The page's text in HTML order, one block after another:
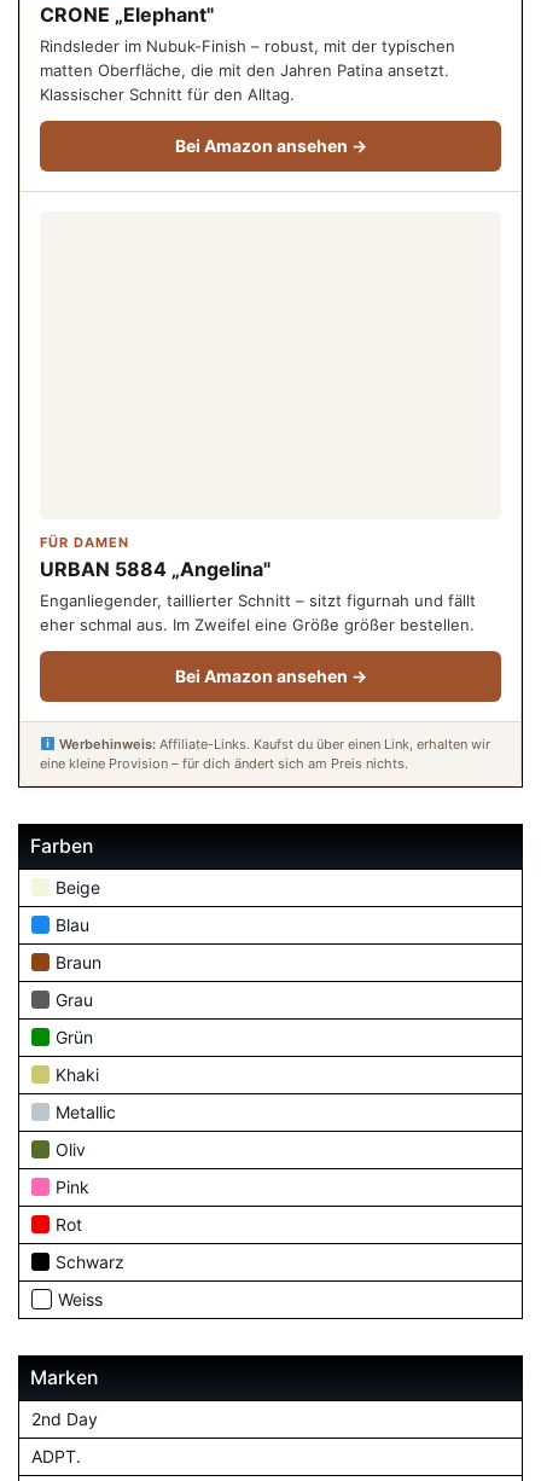
CRONE „Elephant"
Rindsleder im Nubuk-Finish – robust, mit der typischen
matten Oberfläche, die mit den Jahren Patina ansetzt.
Klassischer Schnitt für den Alltag.
Bei Amazon ansehen →
FÜR DAMEN
URBAN 5884 „Angelina"
Enganliegender, taillierter Schnitt – sitzt figurnah und fällt
eher schmal aus. Im Zweifel eine Größe größer bestellen.
Bei Amazon ansehen →
Werbehinweis:Affiliate-Links. Kaufst du über einen Link, erhalten wir
eine kleine Provision – für dich ändert sich am Preis nichts.
Farben
Beige
Blau
Braun
Grau
Grün
Khaki
Metallic
Oliv
Pink
Rot
Schwarz
Weiss
Marken
2nd Day
ADPT.